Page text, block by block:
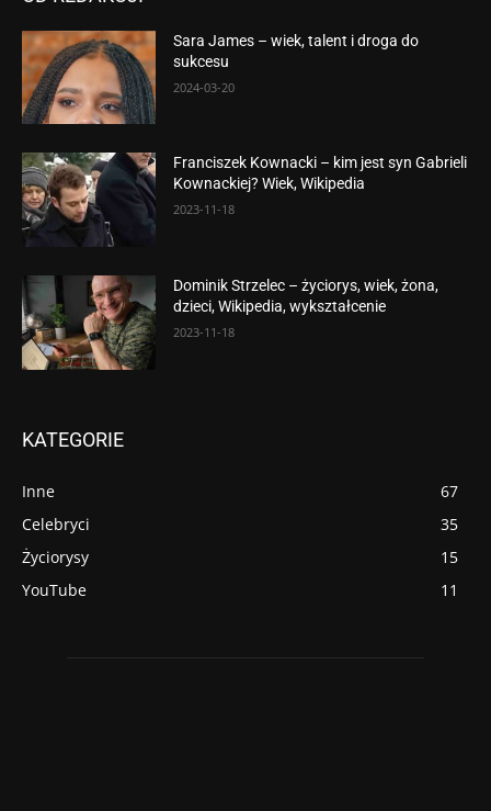
Sara James – wiek, talent i droga do
sukcesu
2024-03-20
Franciszek Kownacki – kim jest syn Gabrieli
Kownackiej? Wiek, Wikipedia
2023-11-18
Dominik Strzelec – życiorys, wiek, żona,
dzieci, Wikipedia, wykształcenie
2023-11-18
KATEGORIE
Inne
67
Celebryci
35
Życiorysy
15
YouTube
11